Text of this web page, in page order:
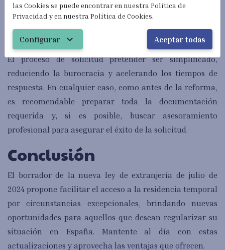
Procedimiento para la
Solicitud
El proceso de solicitud pretender ser simplificado,
reduciendo la burocracia y acelerando los tiempos de
respuesta. En cualquier caso, como antes de la reforma,
es recomendable preparar toda la documentación
requerida y, si es posible, buscar asesoramiento
profesional para asegurar el éxito de la solicitud.
Conclusión
El borrador de la nueva ley de extranjería de julio de
2024 propone facilitar el acceso a la residencia temporal
por circunstancias excepcionales, brindando nuevas
oportunidades para aquellos que desean regularizar su
situación en España. Mantente al día con estas
actualizaciones y aprovecha las ventajas que ofrecen.
las Cookies se puede encontrar en nuestra Política de
Privacidad y en nuestra Política de Cookies.
Configurar expand_more Aceptar todas